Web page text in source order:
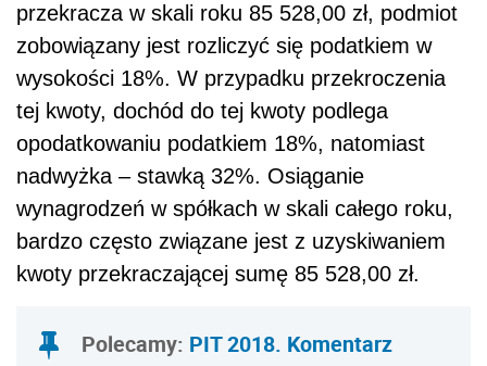
przekracza w skali roku 85 528,00 zł, podmiot
zobowiązany jest rozliczyć się podatkiem w
wysokości 18%. W przypadku przekroczenia
tej kwoty, dochód do tej kwoty podlega
opodatkowaniu podatkiem 18%, natomiast
nadwyżka – stawką 32%. Osiąganie
wynagrodzeń w spółkach w skali całego roku,
bardzo często związane jest z uzyskiwaniem
kwoty przekraczającej sumę 85 528,00 zł.
Polecamy: PIT 2018. Komentarz